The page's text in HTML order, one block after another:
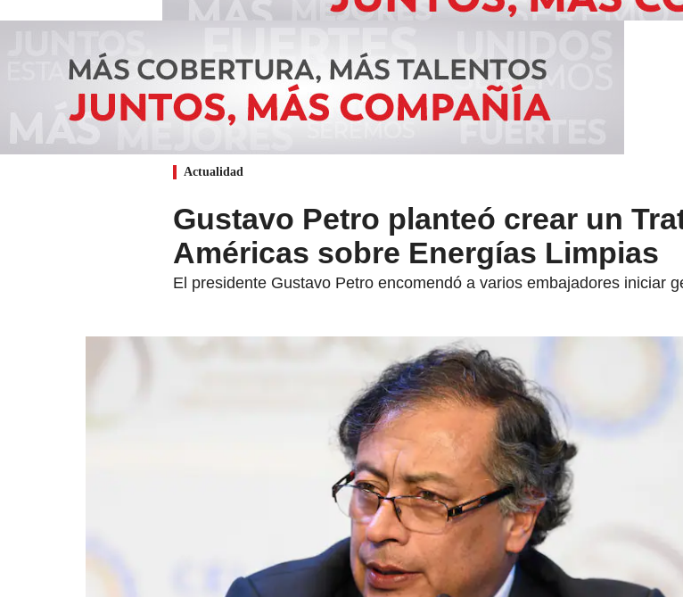
Actualidad
Gustavo Petro planteó crear un
Américas sobre Energías Limpias
El presidente Gustavo Petro encomendó a varios embajadores iniciar